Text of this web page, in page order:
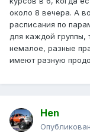
около 8 вечера. А
расписания по
для каждой группы,
немалое, разные
имеют разную
Hen